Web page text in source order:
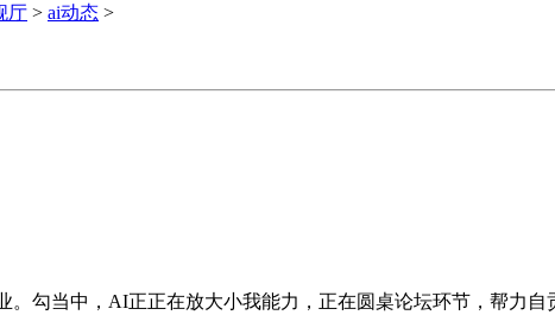
厅 > ai动态 >
当中，AI正正在放大小我能力，正在圆桌论坛环节，帮力自